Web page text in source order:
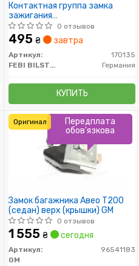
Контактная группа замка
зажигания
CHEVROLET/DAEWOO
Evanda/Lacetti/Lanos/Nubira
"97-13
0 отзывов
495 ₴ завтра
Артикул:
170135
FEBI BILSTEIN
Германия
КУПИТЬ
Замок багажника Авео Т200
(седан) верх (крышки) GM
0 отзывов
1 555 ₴ сегодня
Артикул:
96541183
GM
Передплата
обов'язкова
Оригинал